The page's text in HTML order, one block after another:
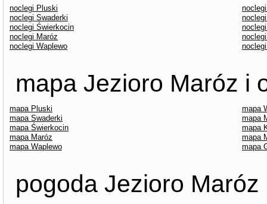
noclegi Pluski
noclegi Swaderki
noclegi Świerkocin
noclegi Maróz
noclegi Waplewo
mapa Jezioro Maróz i
mapa Pluski
mapa
mapa Swaderki
mapa
mapa Świerkocin
mapa
mapa Maróz
mapa
mapa Waplewo
mapa
pogoda Jezioro Maróz